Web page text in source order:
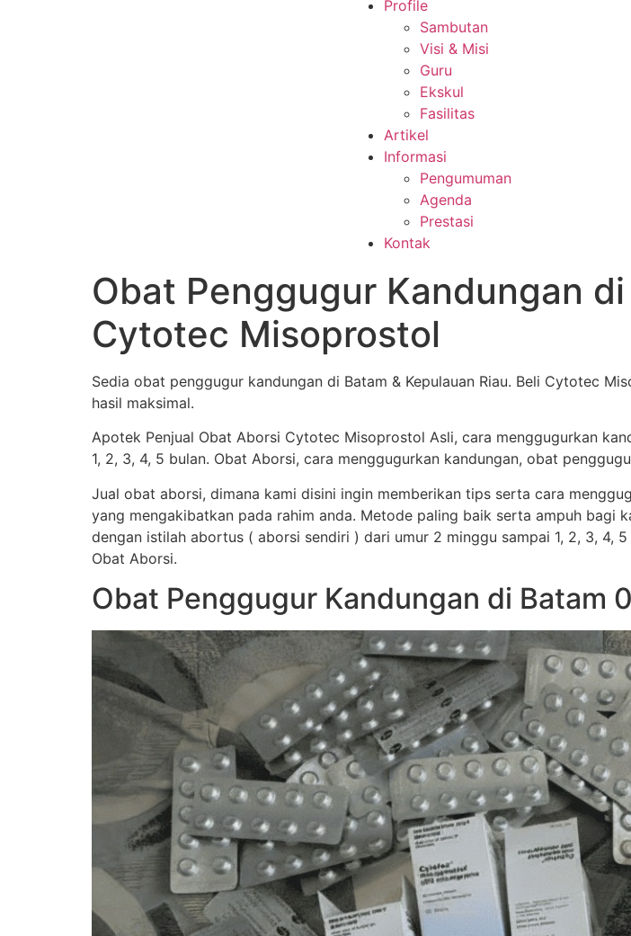
Profile
Sambutan
Visi & Misi
Guru
Ekskul
Fasilitas
Artikel
Informasi
Pengumuman
Agenda
Prestasi
Kontak
Obat Penggugur Kandungan
Cytotec Misoprostol
Sedia obat penggugur kandungan di Batam & Kepulauan Riau. Beli Cytotec
hasil maksimal.
Apotek Penjual Obat Aborsi Cytotec Misoprostol Asli, cara menggugurkan
1, 2, 3, 4, 5 bulan. Obat Aborsi, cara menggugurkan kandungan, obat
Jual obat aborsi, dimana kami disini ingin memberikan tips serta cara
yang mengakibatkan pada rahim anda. Metode paling baik serta ampuh bagi
dengan istilah abortus ( aborsi sendiri ) dari umur 2 minggu sampai 1, 2, 3, 4,
Obat Aborsi.
Obat Penggugur Kandungan di